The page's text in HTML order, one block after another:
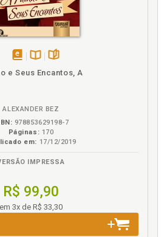
e Seus Encantos, A
ALEXANDER BEZ
978853629198-7
Páginas: 170
em: 17/12/2019
IMPRESSA
R$ 99,90
em 3x de R$ 33,30